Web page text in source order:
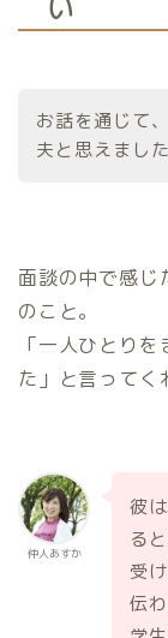
い
お話を通じて
夫と思えました
面談の中で感じ
のこと。
「一人ひとり
た」と言ってく
仲人あすか
彼
る
受
伝